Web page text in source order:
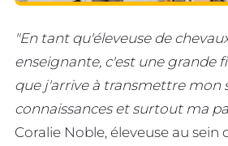
"En tant qu'éleveuse de
enseignante, c'est une grande
que j'arrive à transmettre mon
connaissances et surtout ma
Coralie Noble, éleveuse au sein